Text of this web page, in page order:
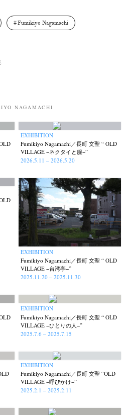
Fumikiyo Nagamachi
NAGAMACHI
EXHIBITION
Fumikiyo Nagamachi／長町 文聖 “ OLD
VILLAGE −ネクタイと服−”
2026.5.11 – 2026.5.20
EXHIBITION
Fumikiyo Nagamachi／長町 文聖 “ OLD
VILLAGE −台湾亭−”
2025.11.20 – 2025.11.30
EXHIBITION
Fumikiyo Nagamachi／長町 文聖 “ OLD
VILLAGE −ひとりの人−”
2025.7.6 – 2025.7.15
EXHIBITION
Fumikiyo Nagamachi／長町 文聖 “OLD
VILLAGE −呼びかけ−”
2025.2.1 – 2025.2.11